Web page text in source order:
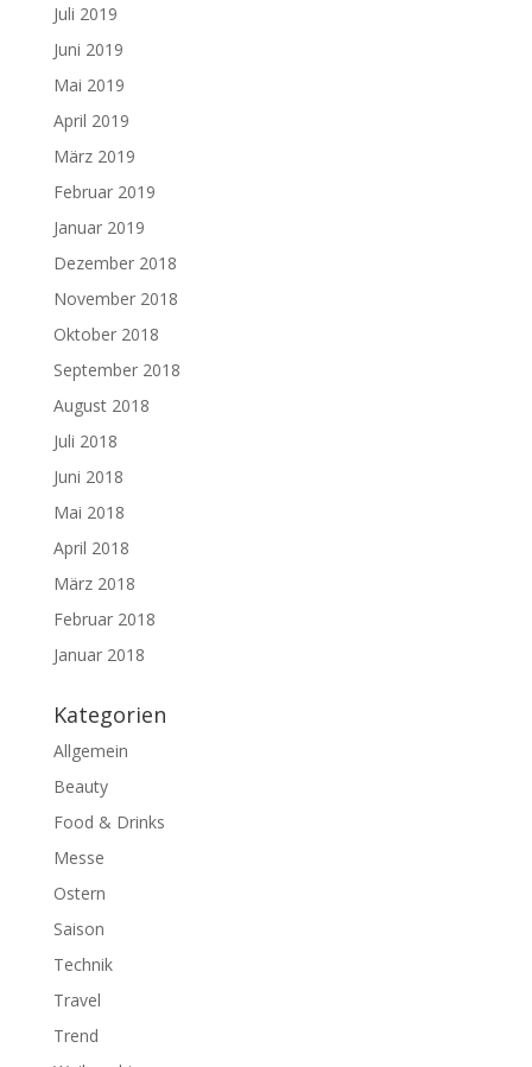
Juli 2019
Juni 2019
Mai 2019
April 2019
März 2019
Februar 2019
Januar 2019
Dezember 2018
November 2018
Oktober 2018
September 2018
August 2018
Juli 2018
Juni 2018
Mai 2018
April 2018
März 2018
Februar 2018
Januar 2018
Kategorien
Allgemein
Beauty
Food & Drinks
Messe
Ostern
Saison
Technik
Travel
Trend